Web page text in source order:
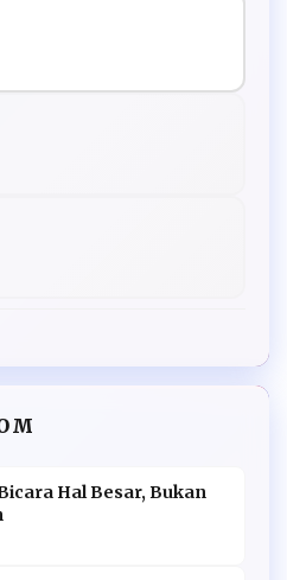
Hal Besar, Bukan